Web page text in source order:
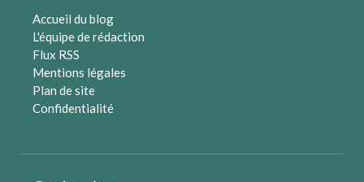
Accueil du blog
L'équipe de rédaction
Flux RSS
Mentions légales
Plan de site
Confidentialité